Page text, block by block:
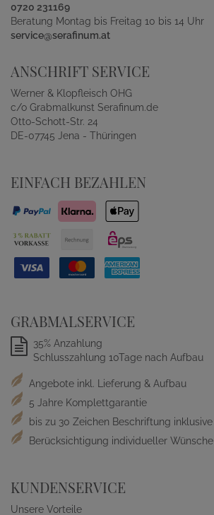
0720 231169
Beratung Montag bis Freitag 10 bis 14 Uhr
service@serafinum.at
ANSCHRIFT SERVICE
Werner & Klopfleisch OHG
c/o Grabmalkunst Serafinum.de
Otto-Schott-Str. 24
DE-07745 Jena - Thüringen
EINFACH BEZAHLEN
GRABMALSERVICE
35% Anzahlung
Schlusszahlung 10Tage nach Aufbau
Angebote inkl. Lieferung & Aufbau
5 Jahre Komplettgarantie
bis zu 30 Zeichen Beschriftung inklusive
Berücksichtigung individueller Wünsche
KUNDENSERVICE
Unsere Vorteile